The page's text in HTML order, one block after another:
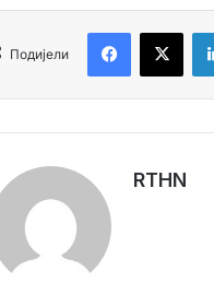
Подијели
RTHN